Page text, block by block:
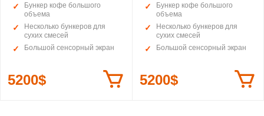
Бункер кофе большого
объема
Несколько бункеров для
сухих смесей
Большой сенсорный экран
5200$
Бункер кофе большого
объема
Несколько бункеров для
сухих смесей
Большой сенсорный экран
5200$